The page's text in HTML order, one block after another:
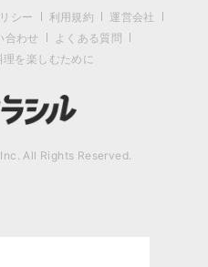
シー 利用規約
運営会社
合わせ
よくある質問
を楽しむために
All Rights Reserved.